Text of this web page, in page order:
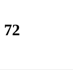
72